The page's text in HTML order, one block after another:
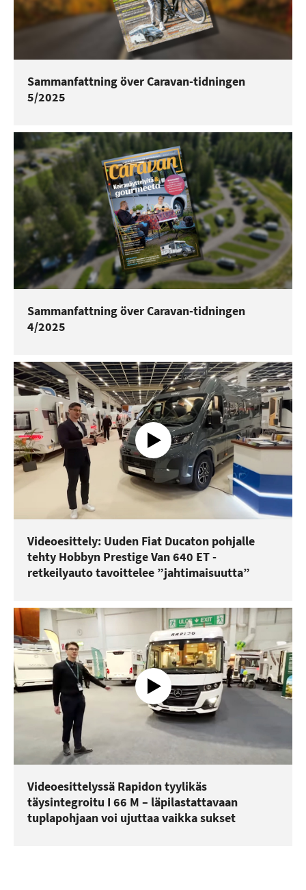
Sammanfattning över Caravan-tidningen
5/2025
Sammanfattning över Caravan-tidningen
4/2025
Videoesittely: Uuden Fiat Ducaton pohjalle
tehty Hobbyn Prestige Van 640 ET -
retkeilyauto tavoittelee ”jahtimaisuutta”
Videoesittelyssä Rapidon tyylikäs
täysintegroitu I 66 M – läpilastattavaan
tuplapohjaan voi ujuttaa vaikka sukset